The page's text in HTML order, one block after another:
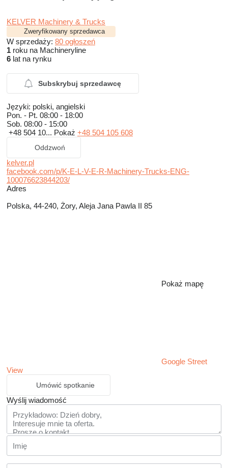
KELVER Machinery & Trucks
Zweryfikowany sprzedawca
W sprzedaży: 80 ogłoszeń
1 roku na Machineryline
6 lat na rynku
Subskrybuj sprzedawcę
Języki: polski, angielski
Pon. - Pt. 08:00 - 18:00
Sob. 08:00 - 15:00
+48 504 10... Pokaż +48 504 105 608
Oddzwoń
kelver.pl
facebook.com/p/K-E-L-V-E-R-Machinery-Trucks-ENG-
100076623844203/
Adres
Polska, 44-240, Żory, Aleja Jana Pawla II 85
Pokaż mapę
Google Street
View
Umówić spotkanie
Wyślij wiadomość